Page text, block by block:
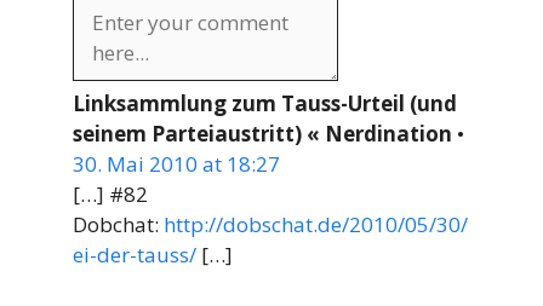
Linksammlung zum Tauss-Urteil (und
seinem Parteiaustritt) « Nerdination •
30. Mai 2010 at 18:27
[…] #82
Dobchat: http://dobschat.de/2010/05/30/
ei-der-tauss/ […]